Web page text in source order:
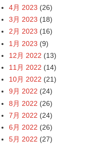
4月 2023 (26)
3月 2023 (18)
2月 2023 (16)
1月 2023 (9)
12月 2022 (13)
11月 2022 (14)
10月 2022 (21)
9月 2022 (24)
8月 2022 (26)
7月 2022 (24)
6月 2022 (26)
5月 2022 (27)